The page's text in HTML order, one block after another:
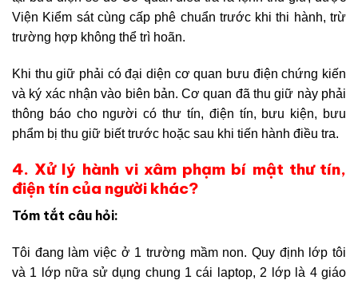
Viện Kiểm sát cùng cấp phê chuẩn trước khi thi hành, trừ
trường hợp không thể trì hoãn.
Khi thu giữ phải có đại diện cơ quan bưu điện chứng kiến
và ký xác nhận vào biên bản. Cơ quan đã thu giữ này phải
thông báo cho người có thư tín, điện tín, bưu kiện, bưu
phẩm bị thu giữ biết trước hoặc sau khi tiến hành điều tra.
4. Xử lý hành vi xâm phạm bí mật thư tín,
điện tín của người khác?
Tóm tắt câu hỏi:
Tôi đang làm việc ở 1 trường mầm non. Quy định lớp tôi
và 1 lớp nữa sử dụng chung 1 cái laptop, 2 lớp là 4 giáo